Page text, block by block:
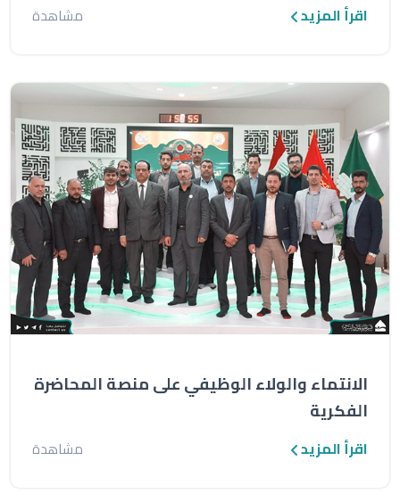
اقرأ المزيد مشاهدة
الانتماء والولاء الوظيفي على منصة المحاضرة
الفكرية
اقرأ المزيد مشاهدة